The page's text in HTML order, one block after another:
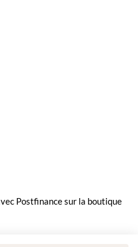
Postfinance sur la boutique